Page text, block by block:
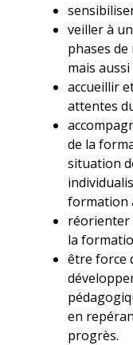
veiller à
phases
mais
accueillir
attentes
de la
situation
formation
réorienter
la
être force
en
progrès.